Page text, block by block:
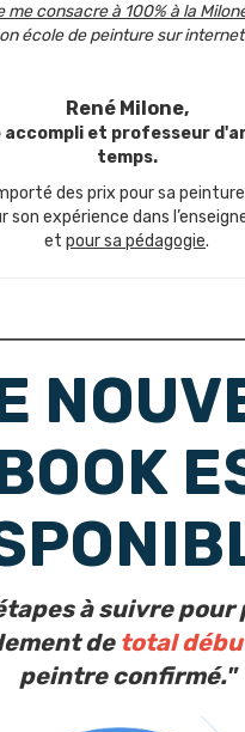
me consacre à 100% à la
école de peinture sur
René Milone,
et professeur
temps.
des prix pour sa
son expérience dans
et pour sa pédagogie.
à suivre pour
de total
peintre confirmé."